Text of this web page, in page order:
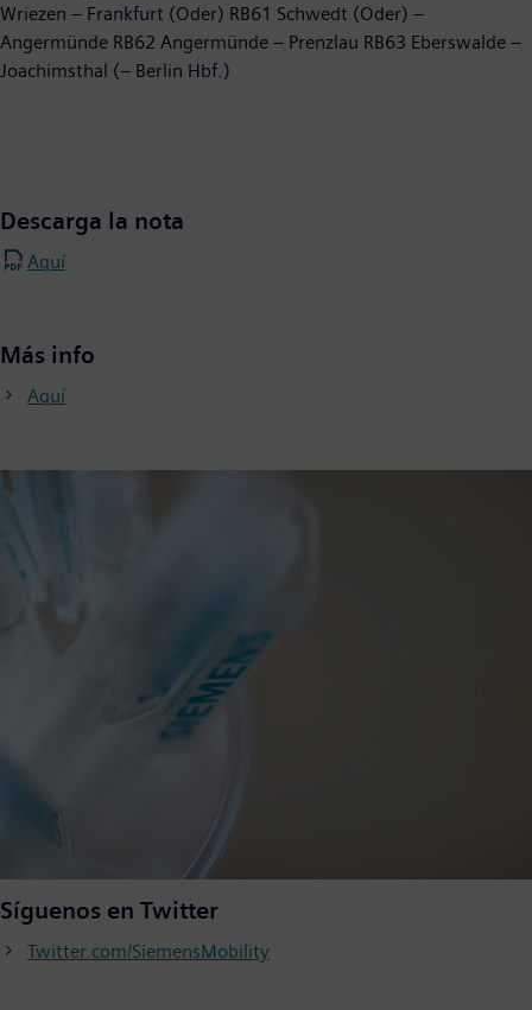
Wriezen – Frankfurt (Oder) RB61 Schwedt (Oder) –
Angermünde RB62 Angermünde – Prenzlau RB63 Eberswalde –
Joachimsthal (– Berlin Hbf.)
Descarga la nota
Aquí
Más info
Aquí
Síguenos en Twitter
Twitter.com/SiemensMobility